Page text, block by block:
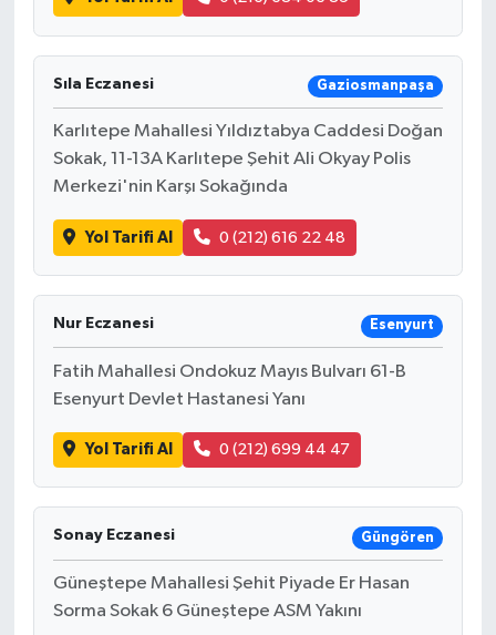
Sıla Eczanesi Gaziosmanpaşa
Karlıtepe Mahallesi Yıldıztabya Caddesi Doğan
Sokak, 11-13A Karlıtepe Şehit Ali Okyay Polis
Merkezi'nin Karşı Sokağında
Yol Tarifi Al 0 (212) 616 22 48
Nur Eczanesi Esenyurt
Fatih Mahallesi Ondokuz Mayıs Bulvarı 61-B
Esenyurt Devlet Hastanesi Yanı
Yol Tarifi Al 0 (212) 699 44 47
Sonay Eczanesi Güngören
Güneştepe Mahallesi Şehit Piyade Er Hasan
Sorma Sokak 6 Güneştepe ASM Yakını